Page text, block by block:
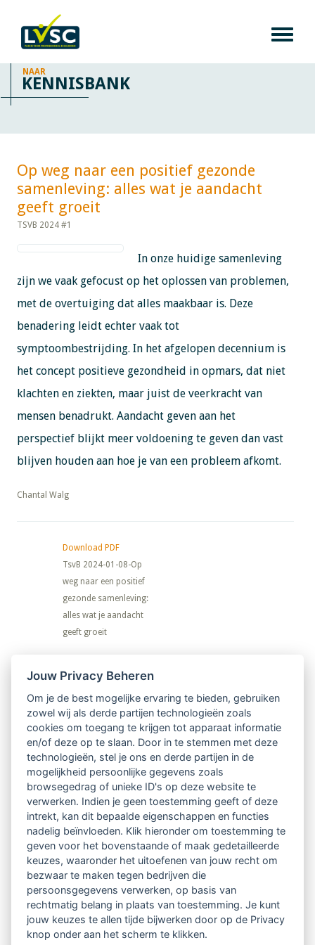
NAAR
KENNISBANK
Op weg naar een positief gezonde
samenleving: alles wat je aandacht
geeft groeit​​​​​​
TSVB 2024 #1
In onze huidige samenleving
zijn we vaak gefocust op het oplossen van problemen,
met de overtuiging dat alles maakbaar is. Deze
benadering leidt echter vaak tot
symptoombestrijding. In het afgelopen decennium is
het concept positieve gezondheid in opmars, dat niet
klachten en ziekten, maar juist de veerkracht van
mensen benadrukt. Aandacht geven aan het
perspectief blijkt meer voldoening te geven dan vast
blijven houden aan hoe je van een probleem afkomt.
​​​​​​​Chantal Walg
Download PDF
TsvB 2024-01-08-Op
weg naar een positief
gezonde samenleving:
alles wat je aandacht
geeft groeit
Nieuwsbrief
Ontvang 10 x per jaar de LVSC-
relatienieuwsbrief met o.a.:
vrij toegankelijke TsvB-artikelen
nieuws op het vlak van professioneel
begeleiden
informatie over LVSC-activiteiten
Aanmelden nieuwsbrief
Jouw Privacy Beheren
Om je de best mogelijke ervaring te bieden, gebruiken
zowel wij als derde partijen technologieën zoals
cookies om toegang te krijgen tot apparaat informatie
en/of deze op te slaan. Door in te stemmen met deze
technologieën, stel je ons en derde partijen in de
mogelijkheid persoonlijke gegevens zoals
browsegedrag of unieke ID's op deze website te
verwerken. Indien je geen toestemming geeft of deze
intrekt, kan dit bepaalde eigenschappen en functies
nadelig beïnvloeden. Klik hieronder om toestemming te
geven voor het bovenstaande of maak gedetailleerde
keuzes, waaronder het uitoefenen van jouw recht om
bezwaar te maken tegen bedrijven die
persoonsgegevens verwerken, op basis van
rechtmatig belang in plaats van toestemming. Je kunt
jouw keuzes te allen tijde bijwerken door op de Privacy
knop onder aan het scherm te klikken.